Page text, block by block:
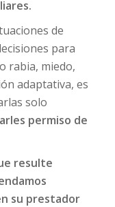
de
para
rabia, miedo,
adaptativa, es
solo
permiso de
resulte
su prestador